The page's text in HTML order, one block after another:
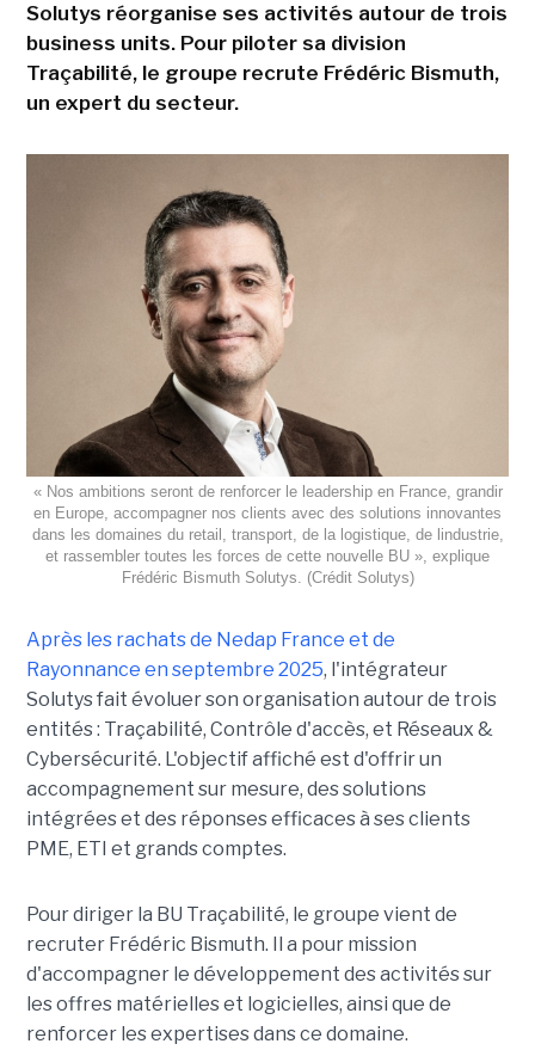
Solutys réorganise ses activités autour de trois
business units. Pour piloter sa division
Traçabilité, le groupe recrute Frédéric Bismuth,
un expert du secteur.
« Nos ambitions seront de renforcer le leadership en France, grandir
en Europe, accompagner nos clients avec des solutions innovantes
dans les domaines du retail, transport, de la logistique, de lindustrie,
et rassembler toutes les forces de cette nouvelle BU », explique
Frédéric Bismuth Solutys. (Crédit Solutys)
Après les rachats de Nedap France et de
Rayonnance en septembre 2025, l'intégrateur
Solutys fait évoluer son organisation autour de trois
entités : Traçabilité, Contrôle d'accès, et Réseaux &
Cybersécurité. L'objectif affiché est d'offrir un
accompagnement sur mesure, des solutions
intégrées et des réponses efficaces à ses clients
PME, ETI et grands comptes.
Pour diriger la BU Traçabilité, le groupe vient de
recruter Frédéric Bismuth. Il a pour mission
d'accompagner le développement des activités sur
les offres matérielles et logicielles, ainsi que de
renforcer les expertises dans ce domaine.